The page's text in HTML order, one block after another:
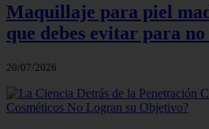
Maquillaje para piel
que debes evitar para
20/07/2026